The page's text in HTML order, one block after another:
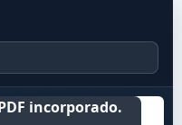
incorporado.